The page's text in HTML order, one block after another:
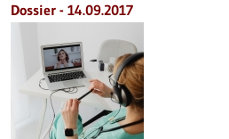
Dossier - 14.09.2017